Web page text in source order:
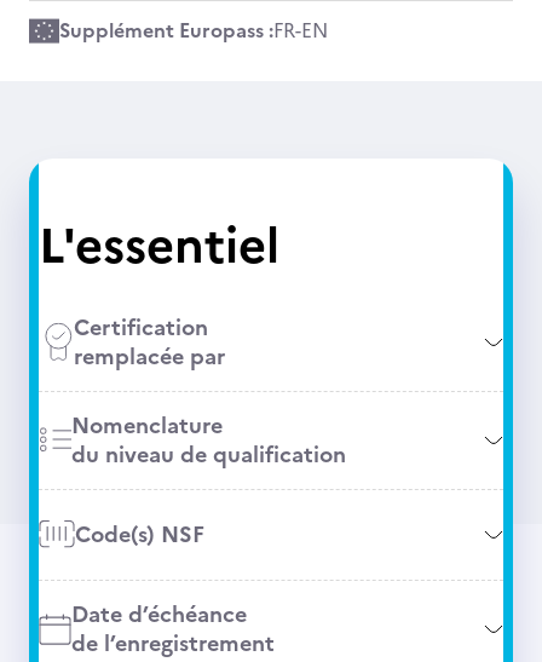
Supplément Europass :FR-EN
L'essentiel
Certification
remplacée par
Nomenclature
du niveau de qualification
Code(s) NSF
Date d’échéance
de l’enregistrement